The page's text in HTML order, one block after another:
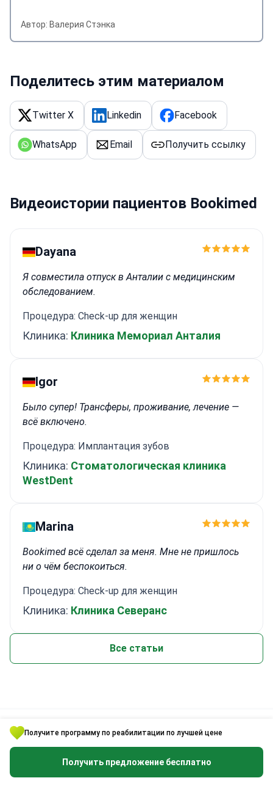
Получите программу по реабилитации по лучшей цене
Получить предложение бесплатно
Автор: Валерия Стэнка
Поделитесь этим материалом
Twitter X Linkedin Facebook
WhatsApp Email Получить ссылку
Видеоистории пациентов Bookimed
Dayana
Я совместила отпуск в Анталии с медицинским
обследованием.
Процедура: Check-up для женщин
Клиника: Клиника Мемориал Анталия
Igor
Было супер! Трансферы, проживание, лечение —
всё включено.
Процедура: Имплантация зубов
Клиника: Стоматологическая клиника
WestDent
Marina
Bookimed всё сделал за меня. Мне не пришлось
ни о чём беспокоиться.
Процедура: Check-up для женщин
Клиника: Клиника Северанс
Все статьи
Обновлено: 06/06/2026